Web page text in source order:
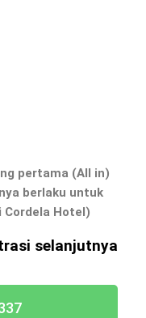
pertama (All in)
berlaku untuk
Cordela Hotel)
selanjutnya